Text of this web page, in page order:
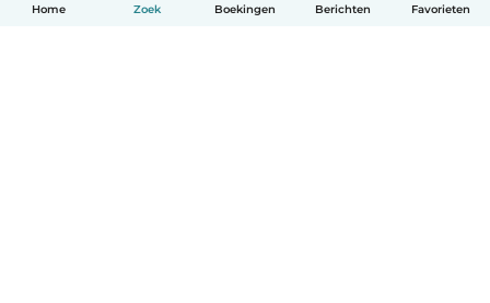
Home Zoek Boekingen Berichten Favorieten